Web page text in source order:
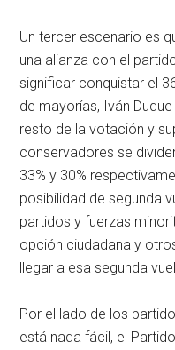
Un tercer escenario es
una alianza con el
significar conquistar el
de mayorías, Iván
resto de la votación y
conservadores se
33% y 30%
posibilidad de segunda
partidos y fuerzas
opción ciudadana y
llegar a esa segunda
Por el lado de los
está nada fácil, el